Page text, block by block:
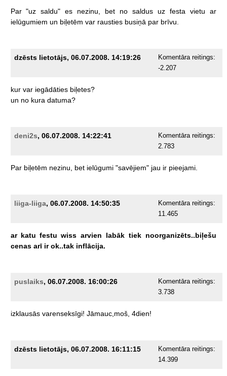
Par "uz saldu" es nezinu, bet no saldus uz festa vietu
ar
ielūgumiem un biļetēm var rausties busiņā par brīvu.
dzēsts lietotājs, 06.07.2008. 14:19:26
Komentāra reitings:
-2.207
kur var iegādāties biļetes?
un no kura datuma?
deni2s, 06.07.2008. 14:22:41
Komentāra reitings:
2.783
Par biļetēm nezinu, bet ielūgumi "savējiem" jau ir pieejami.
liiga-liiga, 06.07.2008. 14:50:35
Komentāra reitings:
11.465
ar katu festu wiss arvien labāk tiek noorganizēts..biļešu
cenas arī ir ok..tak inflācija.
puslaiks, 06.07.2008. 16:00:26
Komentāra reitings:
3.738
izklausās varenseksīgi! Jāmauc,moš, 4dien!
dzēsts lietotājs, 06.07.2008. 16:11:15
Komentāra reitings:
14.399